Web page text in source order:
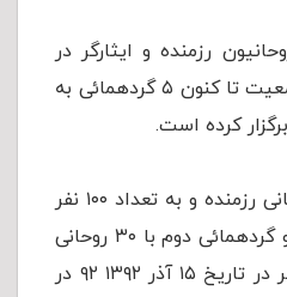
رزمنده و ایثارگر در
راستای تحقق اهداف جمعیت تا کنون ۵ گردهمائی به
کرده است.
گردهمائی اول با ۲۵ روحانی رزمنده و به تعداد ۱۰۰ نفر
در تاريخ ۳۱ خرداد ۱۳۹۲ و گردهمائی دوم با ۳۰ روحانی
رزمنده و به تعداد ۱۲۰ نفر در تاريخ ۱۵ آذر ۱۳۹۲ ۹۲ در